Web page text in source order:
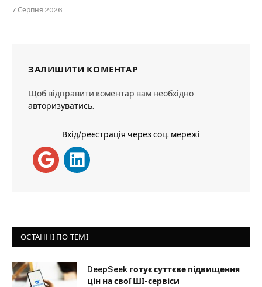
7 Серпня 2026
ЗАЛИШИТИ КОМЕНТАР
Щоб відправити коментар вам необхідно
авторизуватись.
Вхід/реєстрація через соц. мережі
ОСТАННІ ПО ТЕМІ
DeepSeek готує суттєве підвищення
цін на свої ШІ-сервіси